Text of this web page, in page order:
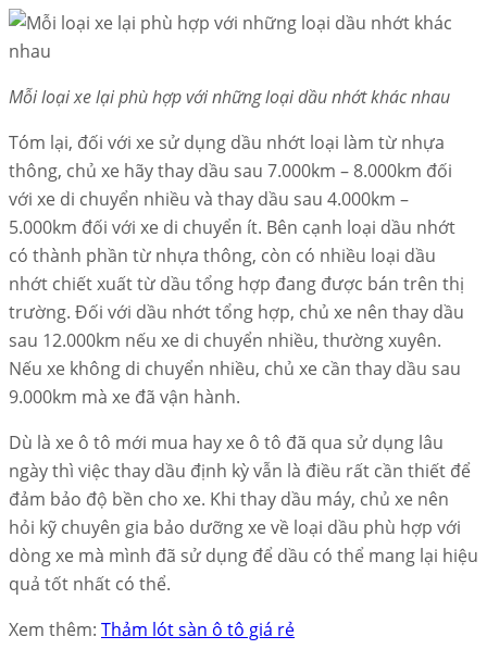
Mỗi loại xe lại phù hợp với những loại dầu nhớt khác nhau
Tóm lại, đối với xe sử dụng dầu nhớt loại làm từ nhựa
thông, chủ xe hãy thay dầu sau 7.000km – 8.000km đối
với xe di chuyển nhiều và thay dầu sau 4.000km –
5.000km đối với xe di chuyển ít. Bên cạnh loại dầu nhớt
có thành phần từ nhựa thông, còn có nhiều loại dầu
nhớt chiết xuất từ dầu tổng hợp đang được bán trên thị
trường. Đối với dầu nhớt tổng hợp, chủ xe nên thay dầu
sau 12.000km nếu xe di chuyển nhiều, thường xuyên.
Nếu xe không di chuyển nhiều, chủ xe cần thay dầu sau
9.000km mà xe đã vận hành.
Dù là xe ô tô mới mua hay xe ô tô đã qua sử dụng lâu
ngày thì việc thay dầu định kỳ vẫn là điều rất cần thiết để
đảm bảo độ bền cho xe. Khi thay dầu máy, chủ xe nên
hỏi kỹ chuyên gia bảo dưỡng xe về loại dầu phù hợp với
dòng xe mà mình đã sử dụng để dầu có thể mang lại hiệu
quả tốt nhất có thể.
Xem thêm: Thảm lót sàn ô tô giá rẻ